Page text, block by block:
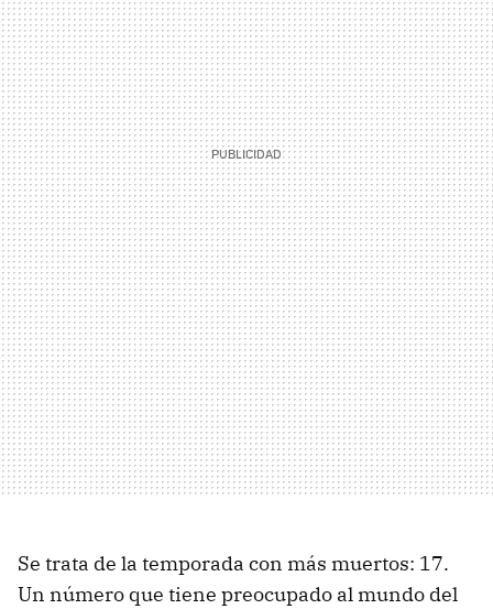
Se trata de la temporada con más muertos: 17.
Un número que tiene preocupado al mundo del